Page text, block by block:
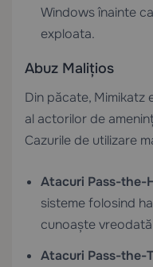
Windows înainte
exploata.
Abuz Malițios
Din păcate, Mimikatz
al actorilor de
Cazurile de utilizare
Atacuri Pass-the-
sisteme folosind
cunoaște
Atacuri Pass-the-